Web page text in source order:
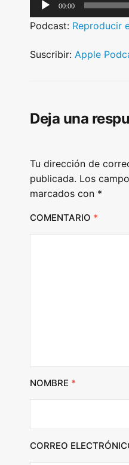
u
i
a
r
00:00
Podcast: Reproducir
Suscribir: Apple
Deja una
Tu dirección de
publicada. Los
marcados con *
COMENTARIO *
NOMBRE *
CORREO